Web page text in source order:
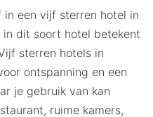
een vijf sterren hotel in
in dit soort hotel betekent
sterren hotels in
ontspanning en een
je gebruik van kan
ruime kamers,